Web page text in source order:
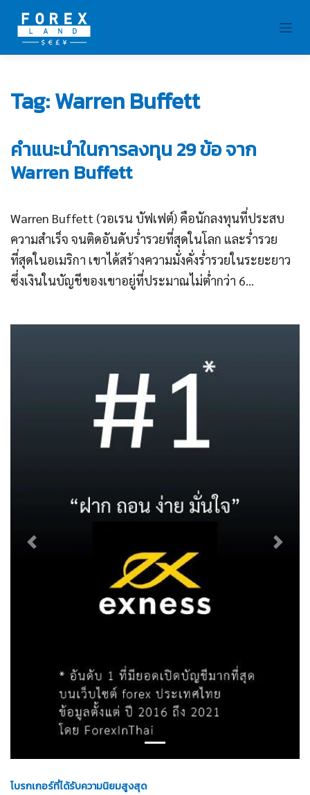
content
Tag:Warren Buffett
คำแนะนำในการลงทุน 29 ข้อ จาก
Warren Buffett
Warren Buffett (วอเรน บัฟเฟต์) คือนักลงทุนที่ประสบ
ความสำเร็จ จนติดอันดับร่ำรวยที่สุดในโลก และร่ำรวย
ที่สุดในอเมริกา เขาได้สร้างความมั่งคั่งร่ำรวยในระยะยาว
ซึ่งเงินในบัญชีของเขาอยู่ที่ประมาณไม่ต่ำกว่า 6...
Previous Next
โบรกเกอร์ที่ได้รับความนิยมสูงสุด